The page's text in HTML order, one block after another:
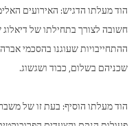
הוד מעלתו הדגיש: האירועים
חשובה לצורך בתחילתו של
ההתחייבויות שעוגנו בהסכמי
שכניהם בשלום, כבוד ושגשוג.
הוד מעלתו הוסיף: בעת זו של